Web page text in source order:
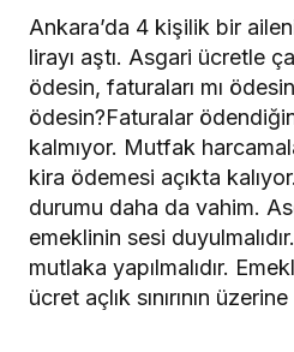
Ankara’da 4 kişilik bir
lirayı aştı. Asgari ücretle
ödesin, faturaları mı
ödesin?Faturalar
kalmıyor. Mutfak
kira ödemesi açıkta
durumu daha da vahim.
emeklinin sesi
mutlaka yapılmalıdır.
ücret açlık sınırının üzerine